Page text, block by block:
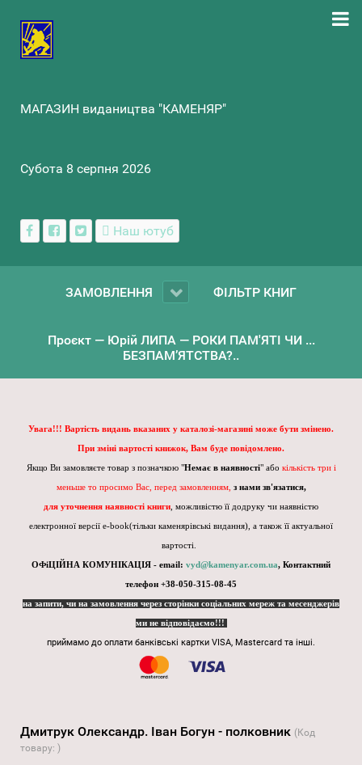
МАГАЗИН видаництва "КАМЕНЯР"
Субота 8 серпня 2026
Наш ютуб
ЗАМОВЛЕННЯ ФІЛЬТР КНИГ
Проєкт — Юрій ЛИПА — РОКИ ПАМ'ЯТІ ЧИ ...
БЕЗПАМ’ЯТСТВА?..
Увага!!! Вартість видань вказаних у каталозі-магазині може бути змінено.
При зміні вартості книжок, Вам буде повідомлено.
Якщо Ви замовляєте товар з позначкою "Немає в наявності" або кількість три і
меньше то просимо Вас, перед замовленням, з нами зв'язатися,
для уточнення наявності книги , можливістю її додруку чи наявністю
електронної версії e-book(тільки каменярівські видання), а також її актуальної
вартості.
ОФіЦІЙНА КОМУНІКАЦІЯ - email: vyd@kamenyar.com.ua, Контактний
телефон +38-050-315-08-45
на запити, чи на замовлення через сторінки соціальних мереж та месенджерів
ми не відповідаємо!!!
приймамо до оплати банківські картки VISA, Mastercard та інші.
Дмитрук Олександр. Іван Богун - полковник (Код
товару: )